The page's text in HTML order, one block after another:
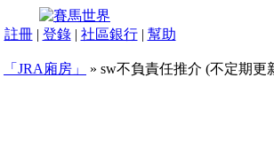
註冊| 登錄| 社區銀行| 幫助
「JRA廂房」 » sw不負責任推介 (不定期更